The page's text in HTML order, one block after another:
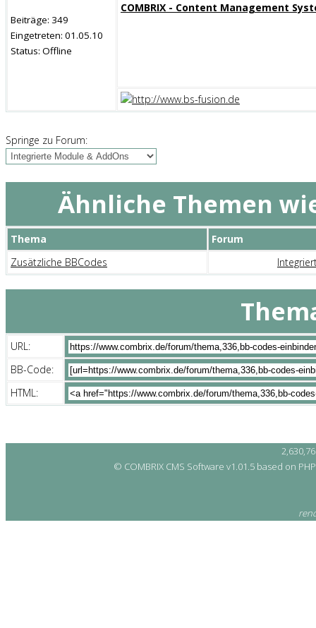
Beiträge: 349
Eingetreten: 01.05.10
Status: Offline
COMBRIX - Content Management
Springe zu Forum:
Ähnliche Themen
Thema
Forum
Zusätzliche BBCodes
URL:
BB-Code:
HTML:
© COMBRIX CMS Software v1.01.5based on